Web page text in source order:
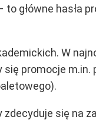
to główne hasła
W
promocje m.in.
się na